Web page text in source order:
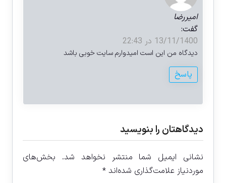
امیررضا
گفت:
13/11/1400 در 22:43
دیدگاه من این است امیدوارم سایت خوبی باشد
پاسخ
دیدگاهتان را بنویسید
نشانی ایمیل شما منتشر نخواهد شد.
بخش‌های
موردنیاز علامت‌گذاری شده‌اند*